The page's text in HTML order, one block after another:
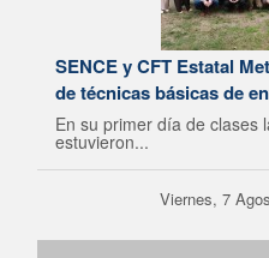
SENCE y CFT Estatal
de técnicas básicas de
En su primer día de clases
estuvieron...
Viernes, 7